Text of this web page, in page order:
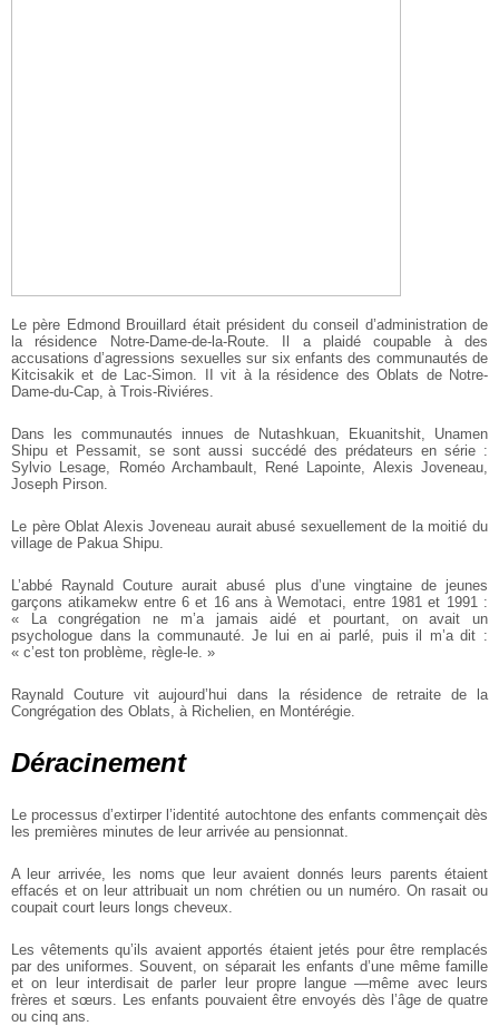
Le père Edmond Brouillard était président du conseil d’administration de
la résidence Notre-Dame-de-la-Route. Il a plaidé coupable à des
accusations d’agressions sexuelles sur six enfants des communautés de
Kitcisakik et de Lac-Simon. II vit à la résidence des Oblats de Notre-
Dame-du-Cap, à Trois-Riviéres.
Dans les communautés innues de Nutashkuan, Ekuanitshit, Unamen
Shipu et Pessamit, se sont aussi succédé des prédateurs en série :
Sylvio Lesage, Roméo Archambault, René Lapointe, Alexis Joveneau,
Joseph Pirson.
Le père Oblat Alexis Joveneau aurait abusé sexuellement de la moitié du
village de Pakua Shipu.
L’abbé Raynald Couture aurait abusé plus d’une vingtaine de jeunes
garçons atikamekw entre 6 et 16 ans à Wemotaci, entre 1981 et 1991 :
« La congrégation ne m’a jamais aidé et pourtant, on avait un
psychologue dans la communauté. Je lui en ai parlé, puis il m’a dit :
« c’est ton problème, règle-le. »
Raynald Couture vit aujourd’hui dans la résidence de retraite de la
Congrégation des Oblats, à Richelien, en Montérégie.
Déracinement
Le processus d’extirper l’identité autochtone des enfants commençait dès
les premières minutes de leur arrivée au pensionnat.
A leur arrivée, les noms que leur avaient donnés leurs parents étaient
effacés et on leur attribuait un nom chrétien ou un numéro. On rasait ou
coupait court leurs longs cheveux.
Les vêtements qu’ils avaient apportés étaient jetés pour être remplacés
par des uniformes. Souvent, on séparait les enfants d’une même famille
et on leur interdisait de parler leur propre langue —même avec leurs
frères et sœurs. Les enfants pouvaient être envoyés dès l’âge de quatre
ou cinq ans.